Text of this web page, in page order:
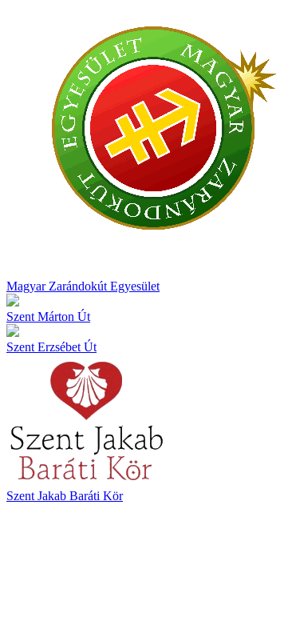
Magyar Zarándokút Egyesület
Szent Márton Út
Szent Erzsébet Út
Szent Jakab Baráti Kör